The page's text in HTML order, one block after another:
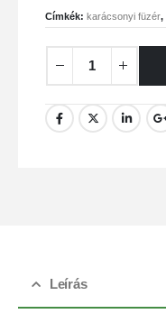
Címkék: karácsonyi füzér,
Leírás